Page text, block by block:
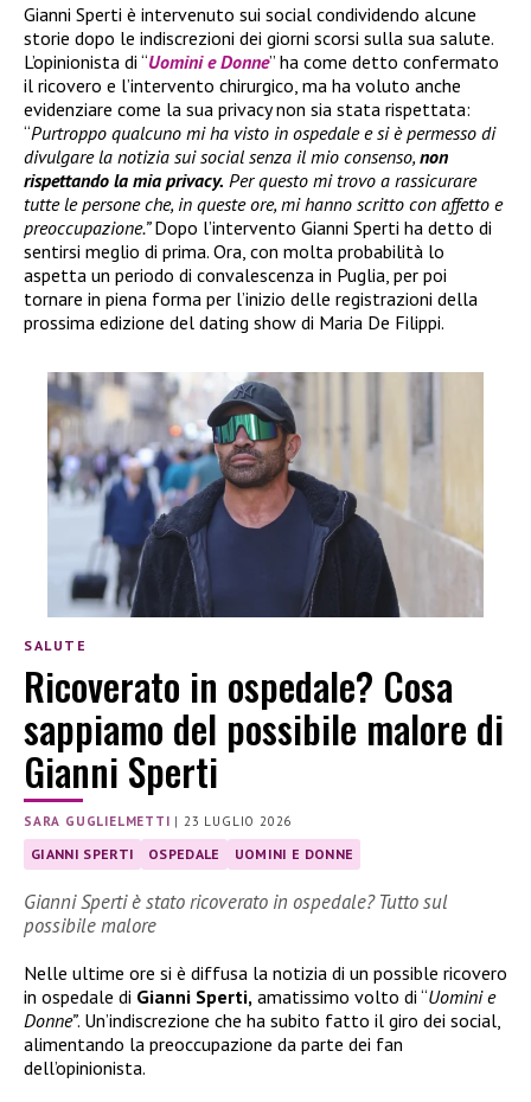
Gianni Sperti è intervenuto sui social condividendo alcune
storie dopo le indiscrezioni dei giorni scorsi sulla sua salute.
L’opinionista di “Uomini e Donne” ha come detto confermato
il ricovero e l’intervento chirurgico, ma ha voluto anche
evidenziare come la sua privacy non sia stata rispettata:
“Purtroppo qualcuno mi ha visto in ospedale e si è permesso di
divulgare la notizia sui social senza il mio consenso, non
rispettando la mia privacy. Per questo mi trovo a rassicurare
tutte le persone che, in queste ore, mi hanno scritto con affetto e
preoccupazione.”Dopo l’intervento Gianni Sperti ha detto di
sentirsi meglio di prima. Ora, con molta probabilità lo
aspetta un periodo di convalescenza in Puglia, per poi
tornare in piena forma per l’inizio delle registrazioni della
prossima edizione del dating show di Maria De Filippi.
SALUTE
Ricoverato in ospedale? Cosa
sappiamo del possibile malore di
Gianni Sperti
SARA GUGLIELMETTI |23 LUGLIO 2026
GIANNI SPERTI OSPEDALE UOMINI E DONNE
Gianni Sperti è stato ricoverato in ospedale? Tutto sul
possibile malore
Nelle ultime ore si è diffusa la notizia di un possible ricovero
in ospedale di Gianni Sperti, amatissimo volto di “Uomini e
Donne”. Un’indiscrezione che ha subito fatto il giro dei social,
alimentando la preoccupazione da parte dei fan
dell’opinionista.